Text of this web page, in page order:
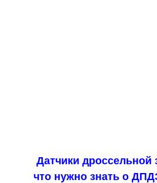
Датчики дроссельной
что нужно знать о